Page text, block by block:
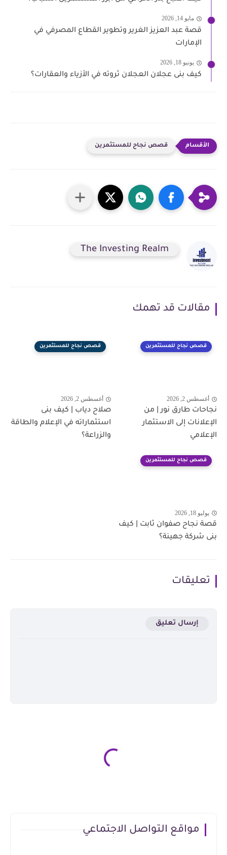
مايو 14, 2026
قصة عبد العزيز الغرير وتطوير القطاع المصرفي في
الإمارات
يونيو 18, 2026
كيف بنى عجلان العجلان ثروته في الأزياء والعقارات؟
قصص نجاح للمستثمرين
The Investing Realm
مقالات قد تهمك
قصص نجاح للمستثمرين
أغسطس 2, 2026
نجاحات طارق نور | من
الإعلانات إلى الاستثمار
الإعلامي
قصص نجاح للمستثمرين
أغسطس 2, 2026
صلاح دياب | كيف بنى
استثماراته في الإعلام والطاقة
والزراعة؟
قصص نجاح للمستثمرين
يوليو 18, 2026
قصة نجاح صفوان ثابت | كيف
بنى شركة جهينة؟
تعليقات
إرسال تعليق
مواقع التواصل الاجتماعي